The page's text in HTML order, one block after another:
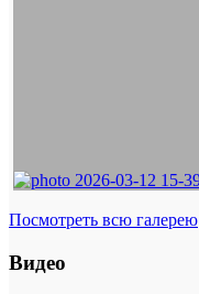
Посмотреть всю галерею
Видео